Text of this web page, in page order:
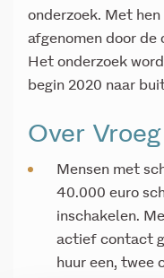
onderzoek. Met
afgenomen door de
Het onderzoek
begin 2020 naar
Over
Mensen met
40.000 euro
inschakelen.
actief contact
huur een, twee